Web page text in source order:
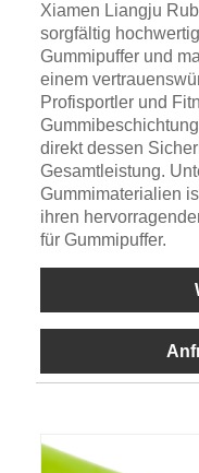
Xiamen Liangju
sorgfältig
Gummipuffer und
einem
Profisportler und
direkt dessen
Gesamtleistung.
Gummimaterialien
ihren
für Gummipuffer.